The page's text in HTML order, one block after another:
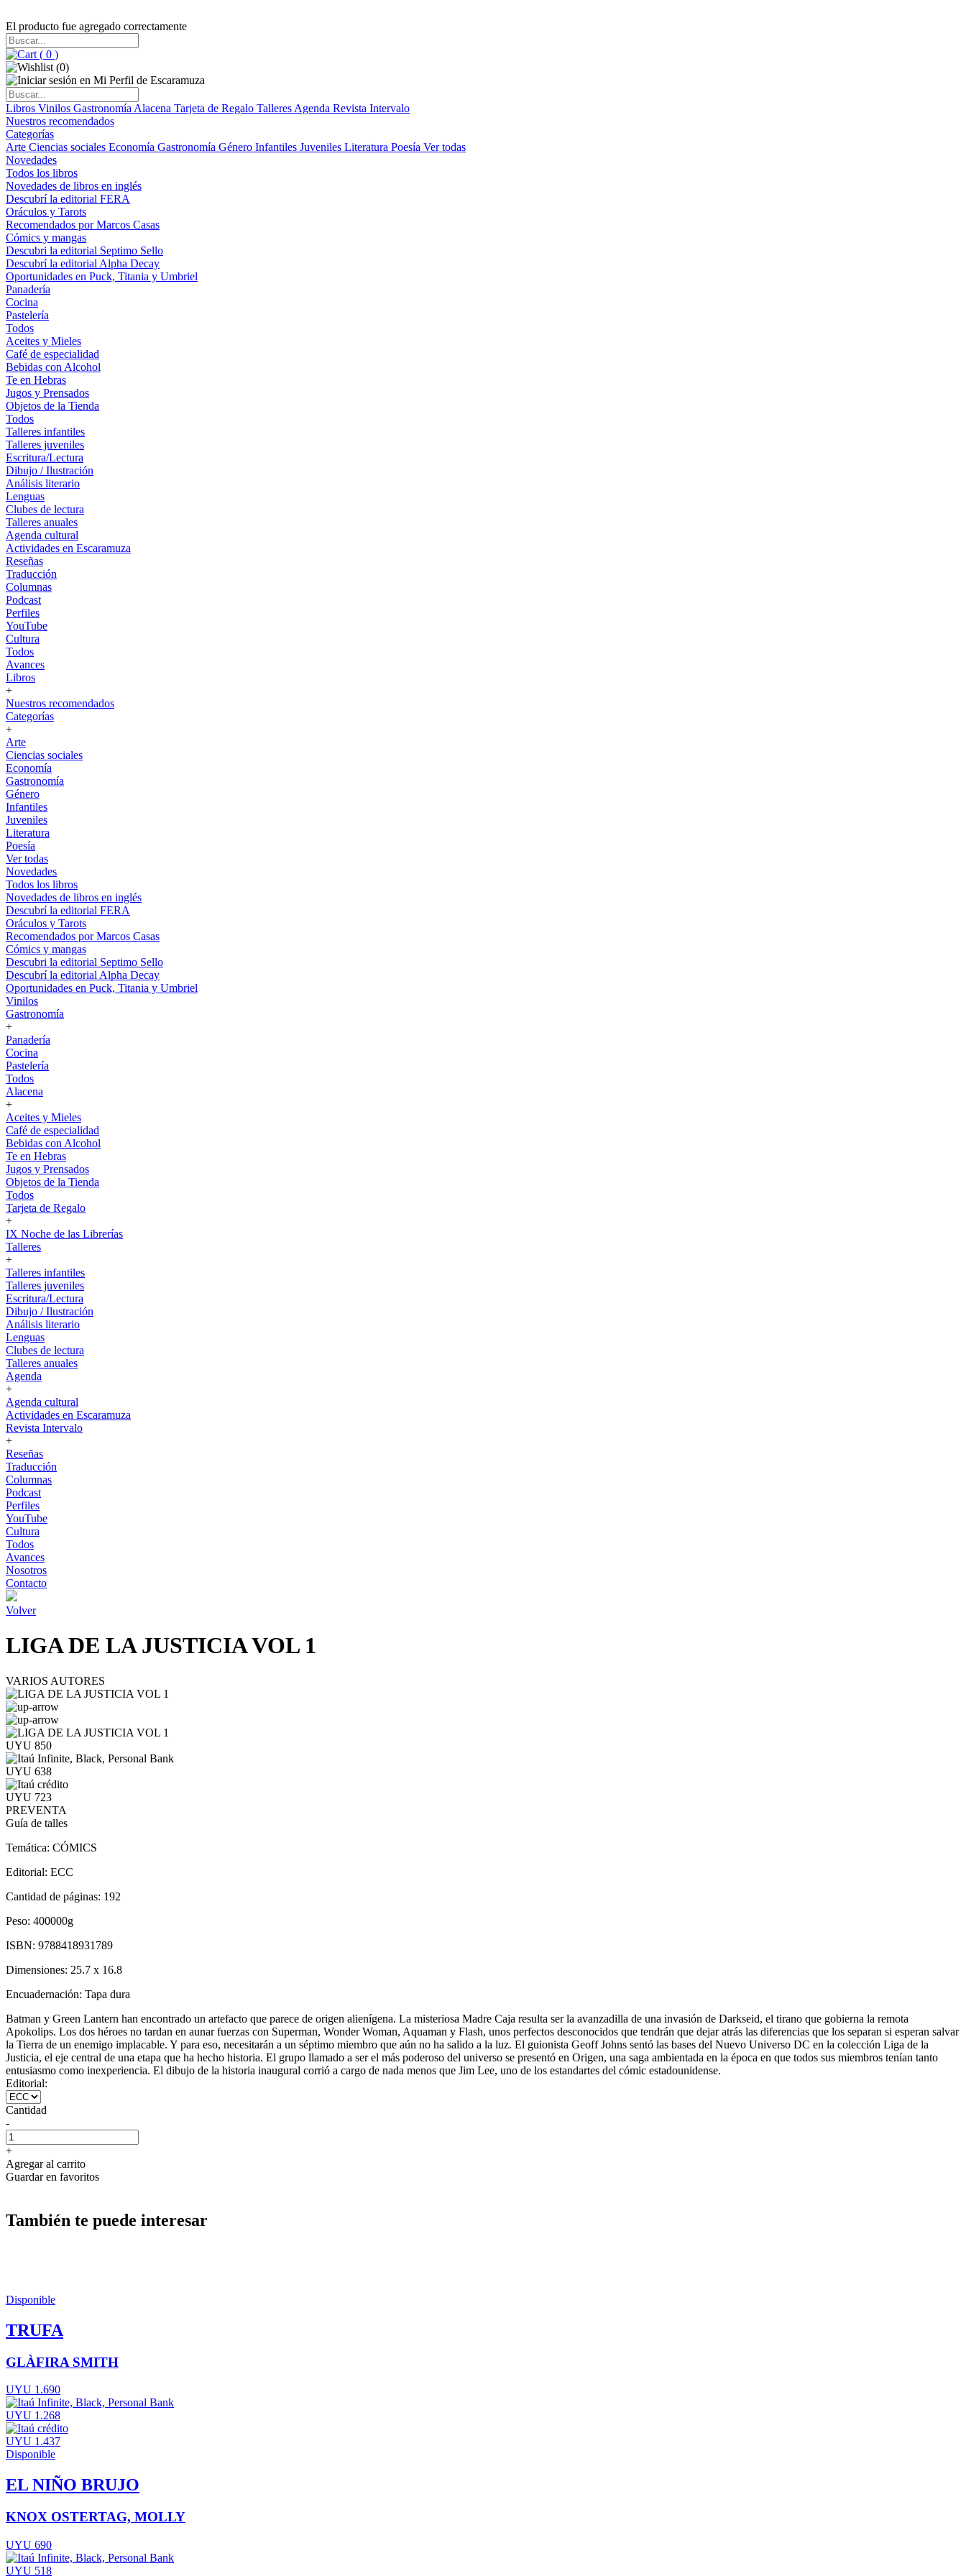
El producto fue agregado correctamente
( 0 )
(0)
Libros Vinilos Gastronomía Alacena Tarjeta de Regalo Talleres Agenda Revista Intervalo
Nuestros recomendados
Categorías
Arte Ciencias sociales Economía Gastronomía Género Infantiles Juveniles Literatura Poesía Ver todas
Novedades
Todos los libros
Novedades de libros en inglés
Descubrí la editorial FERA
Oráculos y Tarots
Recomendados por Marcos Casas
Cómics y mangas
Descubri la editorial Septimo Sello
Descubrí la editorial Alpha Decay
Oportunidades en Puck, Titania y Umbriel
Panadería
Cocina
Pastelería
Todos
Aceites y Mieles
Café de especialidad
Bebidas con Alcohol
Te en Hebras
Jugos y Prensados
Objetos de la Tienda
Todos
Talleres infantiles
Talleres juveniles
Escritura/Lectura
Dibujo / Ilustración
Análisis literario
Lenguas
Clubes de lectura
Talleres anuales
Agenda cultural
Actividades en Escaramuza
Reseñas
Traducción
Columnas
Podcast
Perfiles
YouTube
Cultura
Todos
Avances
Libros
+
Nuestros recomendados
Categorías
+
Arte
Ciencias sociales
Economía
Gastronomía
Género
Infantiles
Juveniles
Literatura
Poesía
Ver todas
Novedades
Todos los libros
Novedades de libros en inglés
Descubrí la editorial FERA
Oráculos y Tarots
Recomendados por Marcos Casas
Cómics y mangas
Descubri la editorial Septimo Sello
Descubrí la editorial Alpha Decay
Oportunidades en Puck, Titania y Umbriel
Vinilos
Gastronomía
+
Panadería
Cocina
Pastelería
Todos
Alacena
+
Aceites y Mieles
Café de especialidad
Bebidas con Alcohol
Te en Hebras
Jugos y Prensados
Objetos de la Tienda
Todos
Tarjeta de Regalo
+
IX Noche de las Librerías
Talleres
+
Talleres infantiles
Talleres juveniles
Escritura/Lectura
Dibujo / Ilustración
Análisis literario
Lenguas
Clubes de lectura
Talleres anuales
Agenda
+
Agenda cultural
Actividades en Escaramuza
Revista Intervalo
+
Reseñas
Traducción
Columnas
Podcast
Perfiles
YouTube
Cultura
Todos
Avances
Nosotros
Contacto
Volver
LIGA DE LA JUSTICIA VOL 1
VARIOS AUTORES
UYU 850
UYU 638
UYU 723
PREVENTA
Guía de talles
Temática: CÓMICS
Editorial: ECC
Cantidad de páginas: 192
Peso: 400000g
ISBN: 9788418931789
Dimensiones: 25.7 x 16.8
Encuadernación: Tapa dura
Batman y Green Lantern han encontrado un artefacto que parece de origen alienígena. La misteriosa Madre Caja resulta ser la avanzadilla de una invasión de Darkseid, el tirano que gobierna la remota
Apokolips. Los dos héroes no tardan en aunar fuerzas con Superman, Wonder Woman, Aquaman y Flash, unos perfectos desconocidos que tendrán que dejar atrás las diferencias que los separan si esperan salvar
la Tierra de un enemigo implacable. Y para eso, necesitarán a un séptimo miembro que aún no ha salido a la luz. El guionista Geoff Johns sentó las bases del Nuevo Universo DC en la colección Liga de la
Justicia, el eje central de una etapa que ha hecho historia. El grupo llamado a ser el más poderoso del universo se presentó en Origen, una saga ambientada en la época en que todos sus miembros tenían tanto
entusiasmo como inexperiencia. El dibujo de la historia inaugural corrió a cargo de nada menos que Jim Lee, uno de los estandartes del cómic estadounidense.
Editorial:
Cantidad
-
+
Agregar al carrito
Guardar en favoritos
También te puede interesar
Disponible
TRUFA
GLÀFIRA SMITH
UYU 1.690
UYU 1.268
UYU 1.437
Disponible
EL NIÑO BRUJO
KNOX OSTERTAG, MOLLY
UYU 690
UYU 518